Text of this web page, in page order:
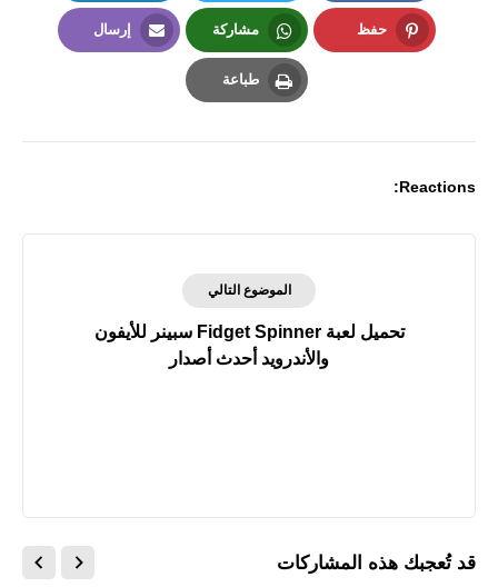
Facebook
Twitter
LinkedIn
حفظ مشاركة
Whatsapp
إرسال
طباعة
Reactions:
الموضوع التالي
تحميل لعبة Fidget Spinner سبينر للأيفون
والأندرويد أحدث أصدار
قد تُعجبك هذه المشاركات